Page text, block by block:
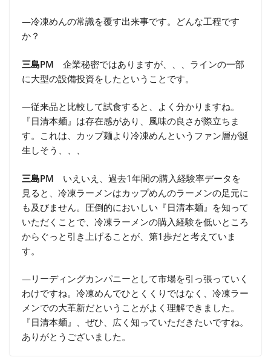
―冷凍めんの常識を覆す出来事です。どんな工程です
か？
三島PM 企業秘密ではありますが、、、ラインの一部
に大型の設備投資をしたということです。
―従来品と比較して試食すると、よく分かりますね。
『日清本麺』は存在感があり、風味の良さが際立ちま
す。これは、カップ麺より冷凍めんというファン層が誕
生しそう、、、
三島PM いえいえ、過去1年間の購入経験率データを
見ると、冷凍ラーメンはカップめんのラーメンの足元に
も及びません。圧倒的においしい『日清本麺』を知って
いただくことで、冷凍ラーメンの購入経験を低いところ
からぐっと引き上げることが、第1歩だと考えていま
す。
―リーディングカンパニーとして市場を引っ張っていく
わけですね。冷凍めんでひとくくりではなく、冷凍ラー
メンでの大革新だということがよく理解できました。
『日清本麺』、ぜひ、広く知っていただきたいですね。
ありがとうございました。